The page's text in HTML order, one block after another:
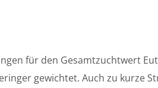
für den Gesamtzuchtwert
gewichtet. Auch zu kurze